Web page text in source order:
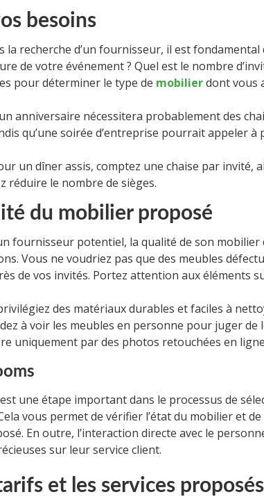
besoins
la recherche d’un fournisseur, il est fondamental
de votre événement ? Quel est le nombre
pour déterminer le type de mobilierdont vous
un anniversaire nécessitera probablement des
qu’une soirée d’entreprise pourrait appeler à
un dîner assis, comptez une chaise par invité,
réduire le nombre de sièges.
du mobilier proposé
fournisseur potentiel, la qualité de son mobilier
Vous ne voudriez pas que des meubles
de vos invités. Portez attention aux éléments
des matériaux durables et faciles à
à voir les meubles en personne pour juger de
uniquement par des photos retouchées en
une étape important dans le processus de
vous permet de vérifier l’état du mobilier et
En outre, l’interaction directe avec le
sur leur service client.
et les services proposés